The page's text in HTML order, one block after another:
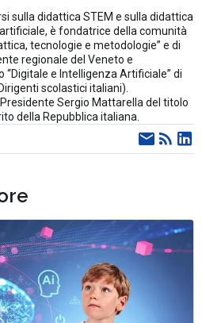
sulla didattica STEM e sulla didattica
è fondatrice della comunità
tecnologie e metodologie” e di
regionale del Veneto e
e Intelligenza Artificiale” di
scolastici italiani).
Sergio Mattarella del titolo
della Repubblica italiana.